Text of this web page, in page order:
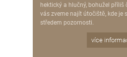
hektický a hlučný, bohužel příliš
vás zveme najít útočiště, kde je
středem pozornosti.
více